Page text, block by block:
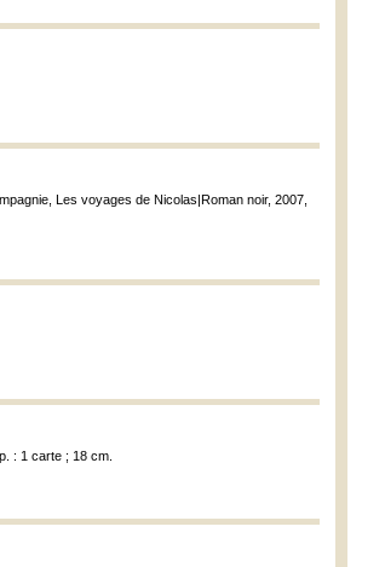
Les voyages de Nicolas|Roman noir, 2007,
: 1 carte ; 18 cm.